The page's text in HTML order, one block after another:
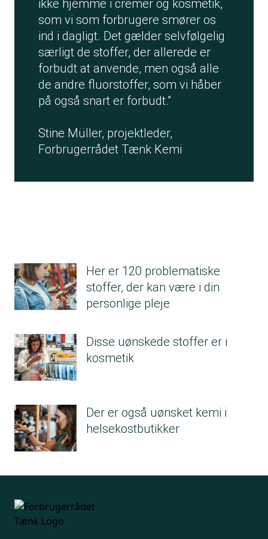
ikke hjemme i cremer og kosmetik,
som vi som forbrugere smører os
ind i dagligt. Det gælder selvfølgelig
særligt de stoffer, der allerede er
forbudt at anvende, men også alle
de andre fluorstoffer, som vi håber
på også snart er forbudt.”
Stine Müller, projektleder,
Forbrugerrådet Tænk Kemi
Her er 120 problematiske
stoffer, der kan være i din
personlige pleje
Disse uønskede stoffer er i
kosmetik
Der er også uønsket kemi i
helsekostbutikker